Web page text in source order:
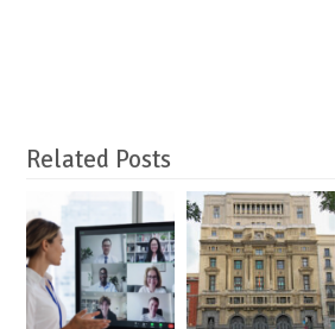
Related Posts